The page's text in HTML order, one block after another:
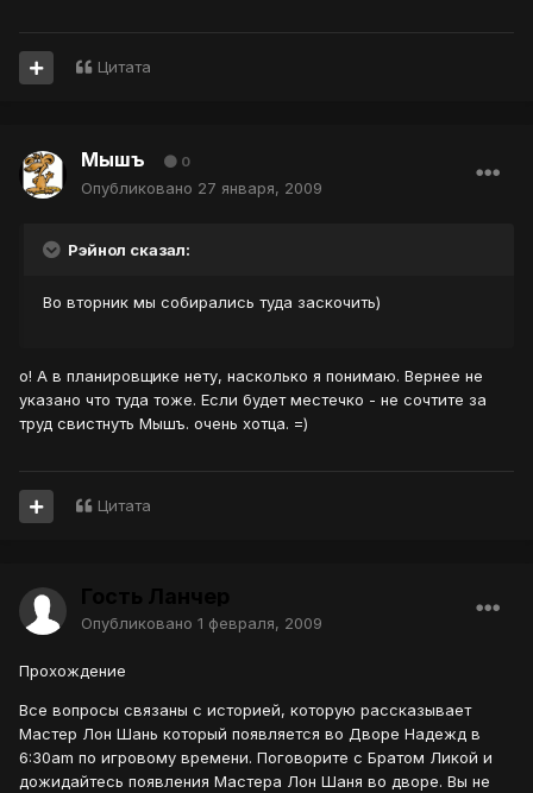
Цитата
Мышъ 0
Опубликовано 27 января, 2009
Рэйнол сказал:
Во вторник мы собирались туда заскочить)
о! А в планировщике нету, насколько я понимаю. Вернее не
указано что туда тоже. Если будет местечко - не сочтите за
труд свистнуть Мышъ. очень хотца. =)
Цитата
Опубликовано 1 февраля, 2009
Прохождение
Все вопросы связаны с историей, которую рассказывает
Мастер Лон Шань который появляется во Дворе Надежд в
6:30am по игровому времени. Поговорите с Братом Ликой и
дожидайтесь появления Мастера Лон Шаня во дворе. Вы не